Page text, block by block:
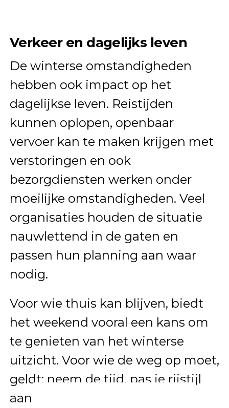
Verkeer en dagelijks leven
De winterse omstandigheden
hebben ook impact op het
dagelijkse leven. Reistijden
kunnen oplopen, openbaar
vervoer kan te maken krijgen met
verstoringen en ook
bezorgdiensten werken onder
moeilijke omstandigheden. Veel
organisaties houden de situatie
nauwlettend in de gaten en
passen hun planning aan waar
nodig.
Voor wie thuis kan blijven, biedt
het weekend vooral een kans om
te genieten van het winterse
uitzicht. Voor wie de weg op moet,
geldt: neem de tijd, pas je rijstijl
aan en wees voorbereid.